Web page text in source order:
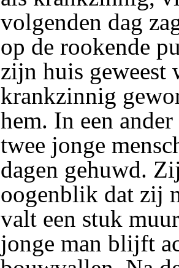
volgenden dag
op de rookende
zijn huis geweest
krankzinnig
hem. In een
twee jonge
dagen gehuwd.
oogenblik dat zij
valt een stuk
jonge man blijft